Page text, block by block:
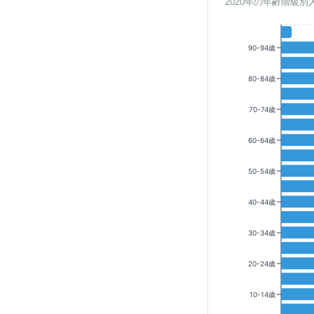
90-94歳
80-84歳
70-74歳
60-64歳
50-54歳
40-44歳
30-34歳
20-24歳
10-14歳